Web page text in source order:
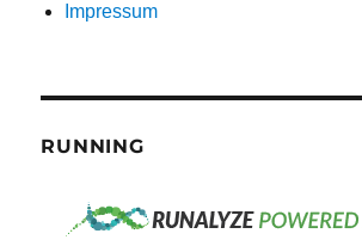
Impressum
RUNNING